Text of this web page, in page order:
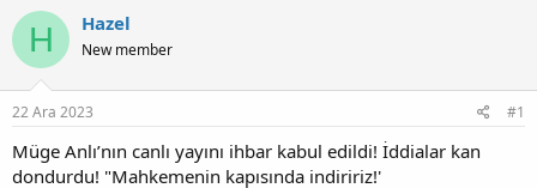
n
b
u
u
b
a
ş
a
ç
t
H Hazel
New member
22 Ara 2023 #1
Müge Anlı’nın canlı yayını ihbar kabul edildi! İddialar kan
dondurdu! "Mahkemenin kapısında indiririz!'